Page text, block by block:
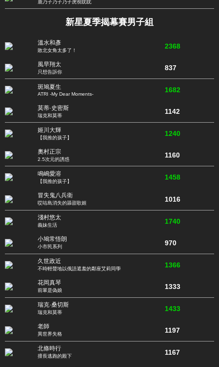
鹿乃子乃子乃子虎視眈眈
新星夏季揭幕賽男子組
溫水和彥
敗北女角太多了！ 2368
風早翔太
只想告訴你 837
斑鳩夏生
ATRI -My Dear Moments-
1682
莫蒂·史密斯
瑞克和莫蒂 1142
姬川大輝
【我推的孩子】 1240
奧村正宗
2.5次元的誘惑 1160
鳴嶋愛溶
【我推的孩子】 1458
冒失鬼八兵衛
哎咕島消失的舔甜歌姬 1016
淺村悠太
義妹生活 1740
小鳩常悟朗
小市民系列 970
久世政近
不時輕聲地以俄語遮羞的鄰座艾莉同學 1366
花岡真琴
前輩是偽娘 1333
瑞克·桑切斯
瑞克和莫蒂 1433
老師
異世界失格 1197
北條時行
擅長逃跑的殿下 1167